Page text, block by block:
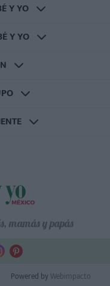
Y YO
Y YO
mamás y papás
Powered byWebimpacto